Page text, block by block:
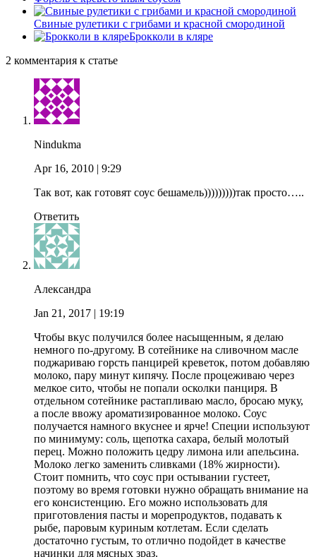
Свиные рулетики с грибами и красной смородиной
Брокколи в кляре
2 комментария к статье
Nindukma
Apr 16, 2010 | 9:29
Так вот, как готовят соус бешамель)))))))))так просто…..
Ответить
Александра
Jan 21, 2017 | 19:19
Чтобы вкус получился более насыщенным, я делаю
немного по-другому. В сотейнике на сливочном масле
поджариваю горсть панцирей креветок, потом добавляю
молоко, пару минут кипячу. После процеживаю через
мелкое сито, чтобы не попали осколки панциря. В
отдельном сотейнике растапливаю масло, бросаю муку,
а после ввожу ароматизированное молоко. Соус
получается намного вкуснее и ярче! Специи используют
по минимуму: соль, щепотка сахара, белый молотый
перец. Можно положить цедру лимона или апельсина.
Молоко легко заменить сливками (18% жирности).
Стоит помнить, что соус при остывании густеет,
поэтому во время готовки нужно обращать внимание на
его консистенцию. Его можно использовать для
приготовления пасты и морепродуктов, подавать к
рыбе, паровым куриным котлетам. Если сделать
достаточно густым, то отлично подойдет в качестве
начинки для мясных зраз.